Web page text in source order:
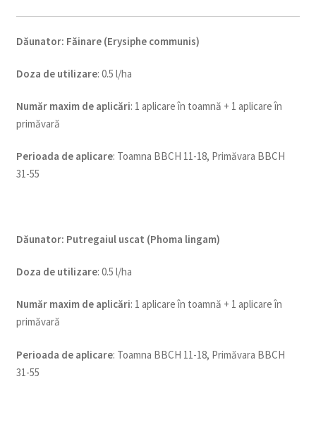
Dăunator: Făinare (Erysiphe communis)
Doza de utilizare: 0.5 l/ha
Număr maxim de aplicări: 1 aplicare în toamnă + 1 aplicare în
primăvară
Perioada de aplicare: Toamna BBCH 11-18, Primăvara BBCH
31-55
Dăunator: Putregaiul uscat (Phoma lingam)
Doza de utilizare: 0.5 l/ha
Număr maxim de aplicări: 1 aplicare în toamnă + 1 aplicare în
primăvară
Perioada de aplicare: Toamna BBCH 11-18, Primăvara BBCH
31-55